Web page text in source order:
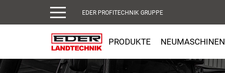
EDER PROFITECHNIK GRUPPE
PRODUKTE NEUMASCHINEN